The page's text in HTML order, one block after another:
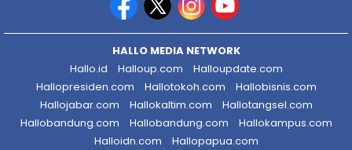
HALLO MEDIA NETWORK
Hallo.id
Halloup.com
Halloupdate.com
Hallopresiden.com
Hallotokoh.com
Hallobisnis.com
Hallojabar.com
Hallokaltim.com
Hallotangsel.com
Hallobandung.com
Hallobandung.com
Hallokampus.com
Halloidn.com
Hallopapua.com